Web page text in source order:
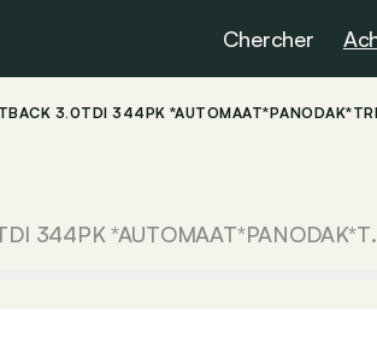
Chercher
3.0TDI 344PK
Audi S7 Sportback